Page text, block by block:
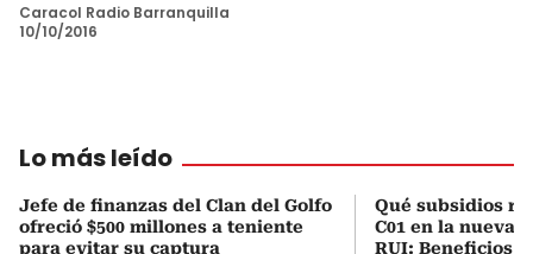
Caracol Radio Barranquilla
10/10/2016
Lo más leído
Jefe de finanzas del Clan del Golfo
ofreció $500 millones a teniente
para evitar su captura
Qué subsidios
C01 en la nueva
RUI: Beneficios